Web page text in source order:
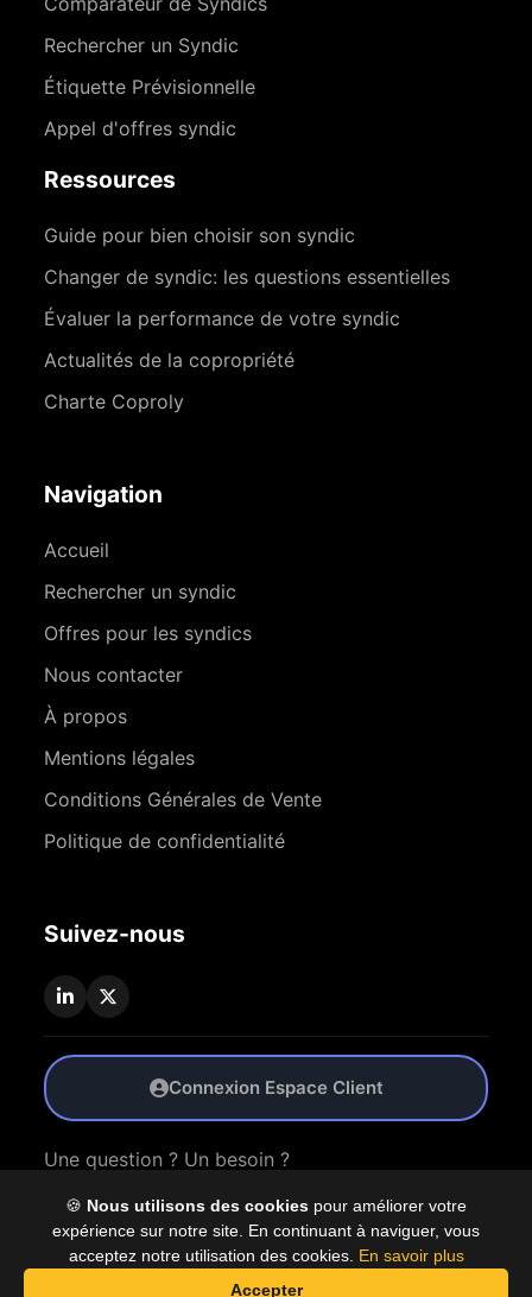
🍪 Nous utilisons des cookies pour améliorer votre
expérience sur notre site. En continuant à naviguer, vous
acceptez notre utilisation des cookies. En savoir plus
Accepter
Rechercher un Syndic
Étiquette Prévisionnelle
Appel d'offres syndic
Ressources
Guide pour bien choisir son syndic
Changer de syndic: les questions essentielles
Évaluer la performance de votre syndic
Actualités de la copropriété
Charte Coproly
Navigation
Accueil
Rechercher un syndic
Offres pour les syndics
Nous contacter
À propos
Mentions légales
Conditions Générales de Vente
Politique de confidentialité
Suivez-nous
Connexion Espace Client
Une question ? Un besoin ?
Nous Contacter